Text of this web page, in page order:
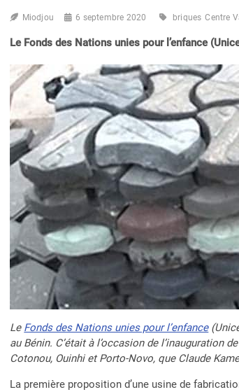
Miodjou 6 septembre 2020 briques Centre
Le Fonds des Nations unies pour l’enfance
Le Fonds des Nations unies pour l’enfance
au Bénin. C’était à l’occasion de
Cotonou, Ouinhi et Porto-Novo, que Claude
La première proposition d’une usine de